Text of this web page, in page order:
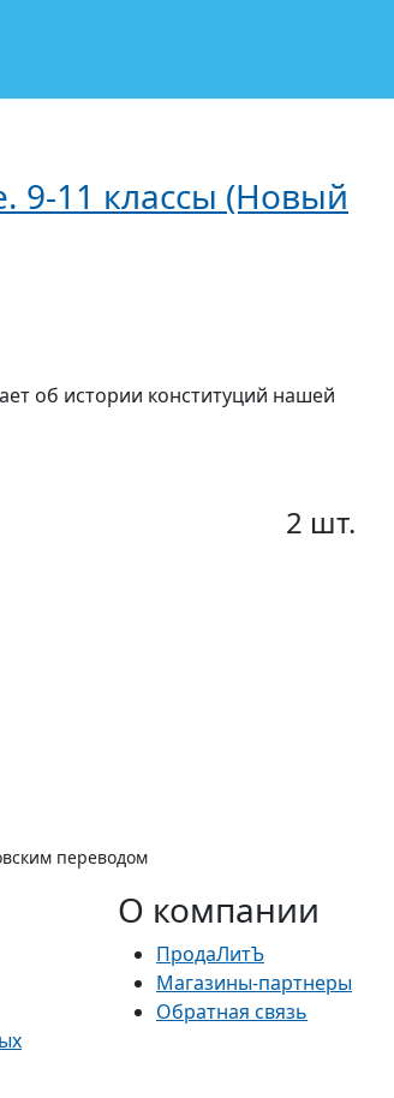
9-11 классы (Новый
об истории конституций нашей
2 шт.
переводом
О компании
ПродаЛитЪ
Магазины-партнеры
Обратная связь